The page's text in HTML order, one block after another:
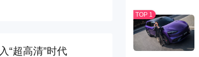
“超高清”时代